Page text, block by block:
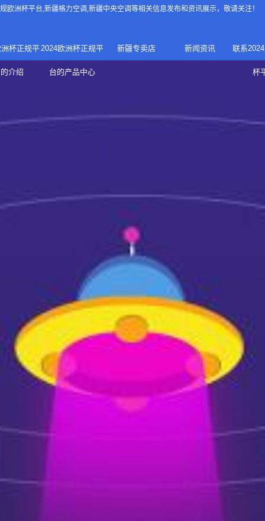
欧洲杯平台,新疆格力空调,新疆中央空调等相关信息发布和资讯展示，敬请关注！
杯正规平
介绍
正规欧洲
2024欧洲杯正规平
台的产品中心
家庭中央空调
家用空调
新疆专卖店 新闻资讯 联系
杯